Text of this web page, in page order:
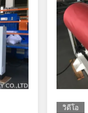
วิดีโอ